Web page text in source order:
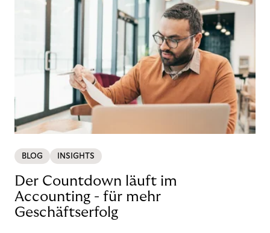
BLOG INSIGHTS
Der Countdown läuft im
Accounting - für mehr
Geschäftserfolg